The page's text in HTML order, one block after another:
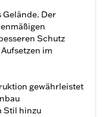
Gelände. Der
Schutz
im
gewährleistet
Stil hinzu